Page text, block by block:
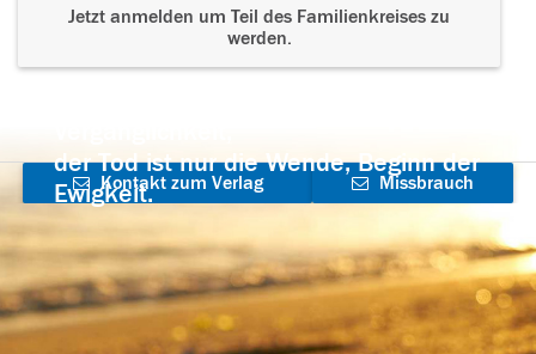
Jetzt anmelden um Teil des Familienkreises zu
werden.
der Tod ist nur die Wende, Beginn der
Ewigkeit.
Kontakt zum Verlag
aufnehmen
Missbrauch